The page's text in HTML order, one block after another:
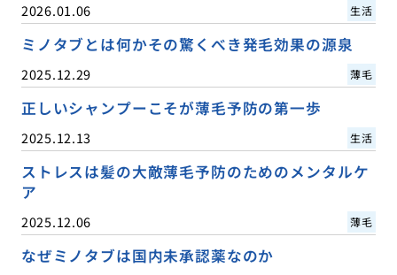
2026.01.06 生活
ミノタブとは何かその驚くべき発毛効果の源泉
2025.12.29 薄毛
正しいシャンプーこそが薄毛予防の第一歩
2025.12.13 生活
ストレスは髪の大敵薄毛予防のためのメンタルケ
ア
2025.12.06 薄毛
なぜミノタブは国内未承認薬なのか